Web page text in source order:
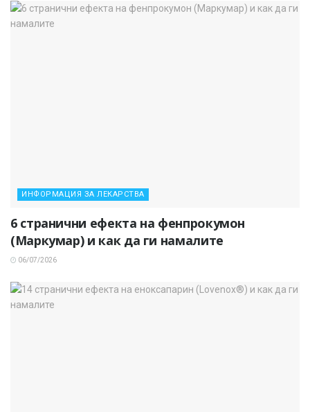
ИНФОРМАЦИЯ ЗА ЛЕКАРСТВА
6 странични ефекта на фенпрокумон
(Маркумар) и как да ги намалите
06/07/2026